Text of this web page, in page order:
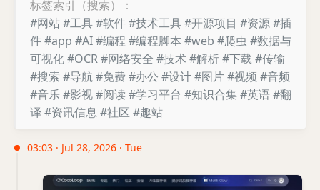
标签索引（搜索）：
#网站#工具#软件#技术工具#开源项目 #资源#插
件#app #AI#编程 #编程脚本 #web #爬虫 #数据与
可视化#OCR#网络安全 #技术#解析#下载 #传输
#搜索 #导航#免费#办公 #设计#图片#视频 #音频
#音乐#影视#阅读 #学习平台 #知识合集#英语#翻
译 #资讯信息 #社区 #趣站
03:03 · Jul 28, 2026 · Tue